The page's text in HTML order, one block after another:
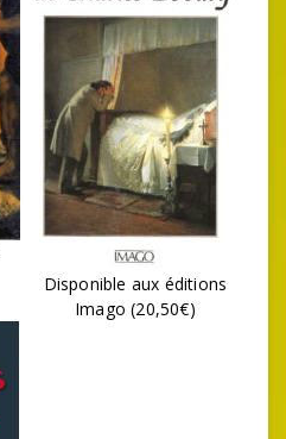
Disponible aux éditions
Imago (20,50€)